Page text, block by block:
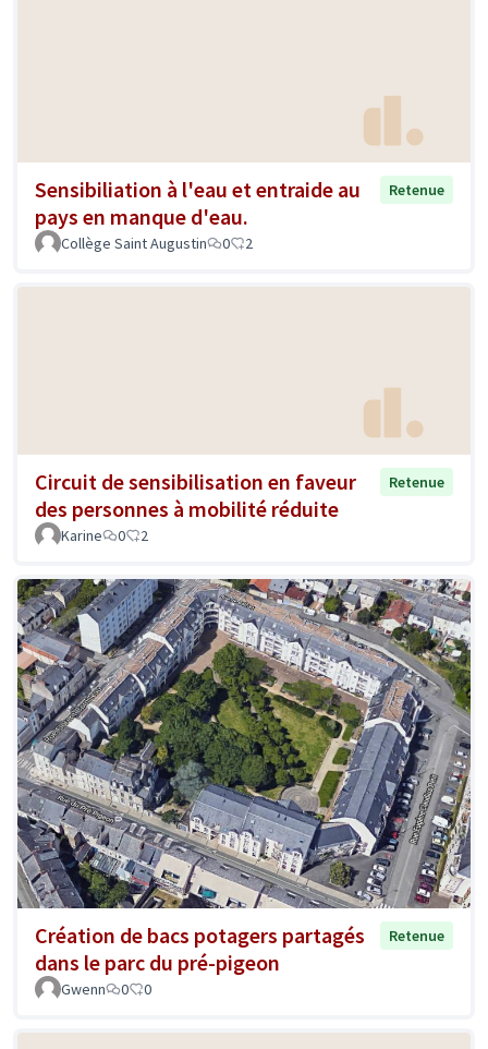
Sensibiliation à l'eau et entraide au
pays en manque d'eau.
Retenue
Collège Saint Augustin 0 2
Circuit de sensibilisation en faveur
des personnes à mobilité réduite
Retenue
Karine 0 2
Création de bacs potagers partagés
dans le parc du pré-pigeon
Retenue
Gwenn 0 0